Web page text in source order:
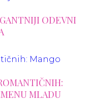
ODEVNI
MLADU